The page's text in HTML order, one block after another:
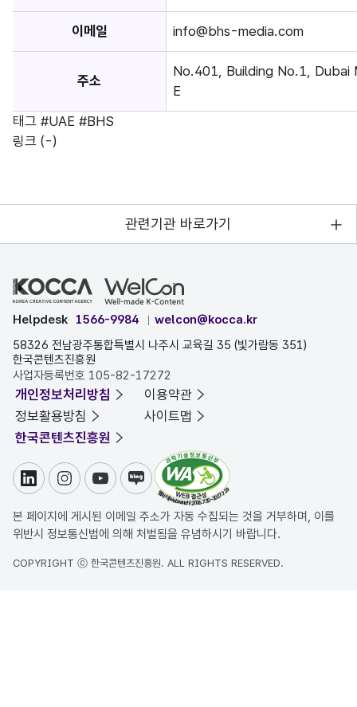
이메일 info@bhs-media.com
주소
No.401, Building No.1, Dubai
E
태그 #UAE #BHS
링크 (-)
관련기관 바로가기
Helpdesk 1566-9984
welcon@kocca.kr
58326 전남광주통합특별시 나주시 교육길 35 (빛가람동 351)
한국콘텐츠진흥원
사업자등록번호 105-82-17272
개인정보처리방침
이용약관
정보활용방침
사이트맵
한국콘텐츠진흥원
링크드인인스타그램
유튜브블로그
본 페이지에 게시된 이메일 주소가 자동 수집되는 것을 거부하며, 이를
위반시 정보통신법에 의해 처벌됨을 유념하시기 바랍니다.
COPYRIGHT ⓒ 한국콘텐츠진흥원. ALL RIGHTS RESERVED.